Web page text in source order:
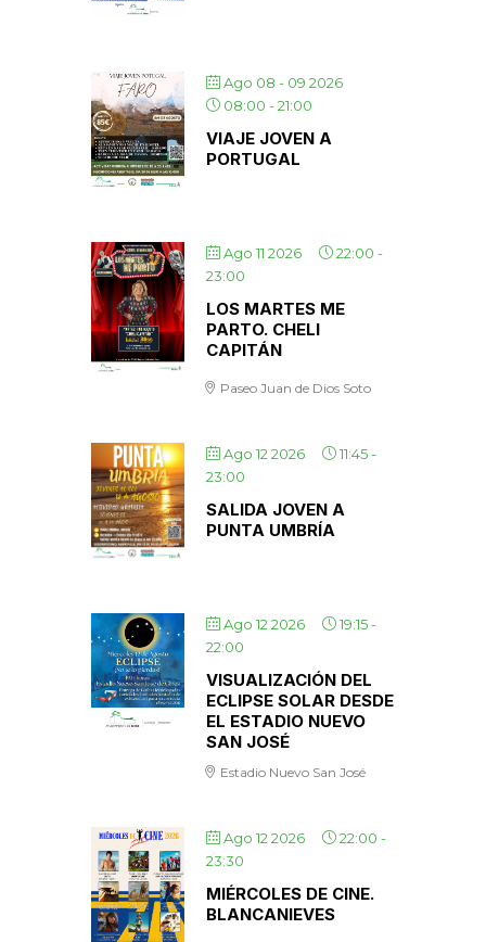
Ago 08 - 09 2026
08:00 -21:00
VIAJE JOVEN A
PORTUGAL
Ago 11 2026 22:00 -
23:00
LOS MARTES ME
PARTO. CHELI
CAPITÁN
Paseo Juan de Dios Soto
Ago 12 2026 11:45-
23:00
SALIDA JOVEN A
PUNTA UMBRÍA
Ago 12 2026 19:15-
22:00
VISUALIZACIÓN DEL
ECLIPSE SOLAR DESDE
EL ESTADIO NUEVO
SAN JOSÉ
Estadio Nuevo San José
Ago 12 2026 22:00 -
23:30
MIÉRCOLES DE CINE.
BLANCANIEVES